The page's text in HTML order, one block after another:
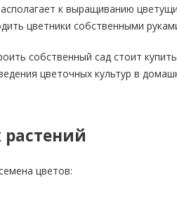
к выращиванию
цветники собственными
собственный сад стоит
цветочных культур в
цветов: